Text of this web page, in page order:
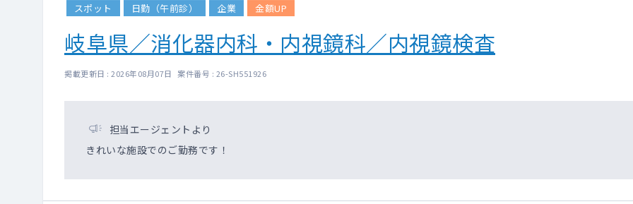
スポット 日勤（午前診） 企業 金額UP
岐阜県／消化器内科・内視鏡科／内視鏡検査
掲載更新日 : 2026年08月07日 案件番号 : 26-SH551926
担当エージェントより
きれいな施設でのご勤務です！